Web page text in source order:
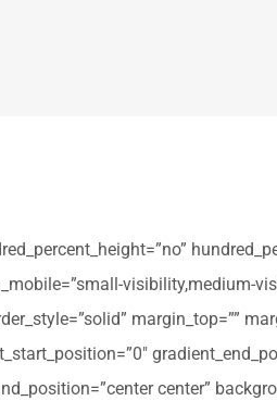
visibility,medium-
margin_top=””
center”